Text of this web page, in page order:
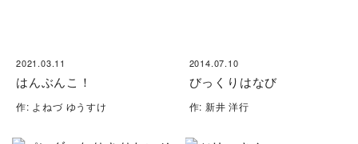
2021.03.11
はんぶんこ！
作: よねづ ゆうすけ
2014.07.10
びっくりはなび
作: 新井 洋行